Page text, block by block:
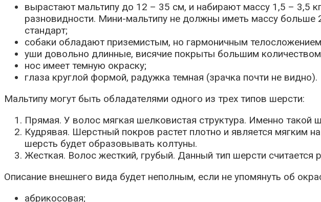
вырастают мальтипу до 12 – 35 см, и набирают массу 1,5 – 3,5
разновидности. Мини-мальтипу не должны иметь массу больше
стандарт;
собаки обладают приземистым, но гармоничным
уши довольно длинные, висячие покрыты большим
нос имеет темную окраску;
глаза круглой формой, радужка темная (зрачка почти не видно).
Мальтипу могут быть обладателями одного из трех типов шерсти:
Прямая. У волос мягкая шелковистая структура. Именно такой
Кудрявая. Шерстный покров растет плотно и является мягким
шерсть будет образовывать колтуны.
Жесткая. Волос жесткий, грубый. Данный тип шерсти считается
Описание внешнего вида будет неполным, если не упомянуть об
абрикосовая;